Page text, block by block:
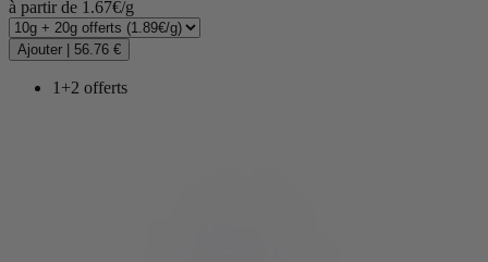
à partir de 1.67€/g
Ajouter | 56.76 €
1+2 offerts